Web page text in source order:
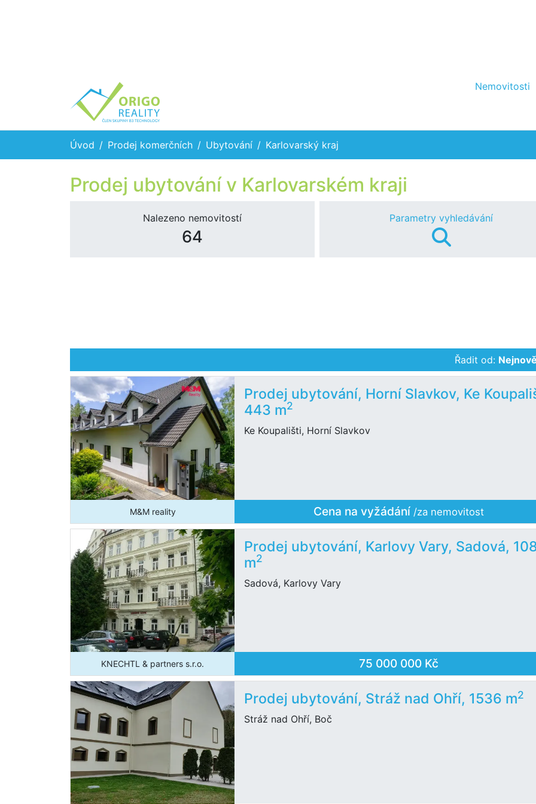
Nemovitosti
Úvod Prodej komerčních Ubytování Karlovarský kraj
Prodej ubytování v Karlovarském kraji
Nalezeno nemovitostí
64
Parametry vyhledávání
Řadit od:
Prodej ubytování, Horní Slavkov, Ke
443 m2
Ke Koupališti, Horní Slavkov
M&M reality Cena na vyžádání /za nemovitost
Prodej ubytování, Karlovy Vary, Sadová,
m2
Sadová, Karlovy Vary
KNECHTL & partners s.r.o. 75 000 000 Kč
Prodej ubytování, Stráž nad Ohří, 1536 m2
Stráž nad Ohří, Boč